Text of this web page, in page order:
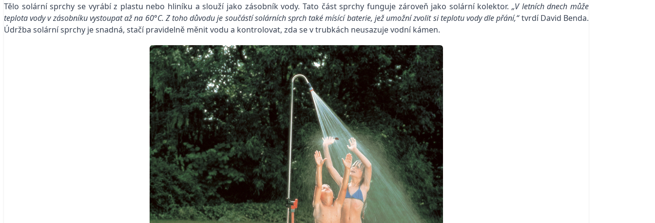
Tělo solární sprchy se vyrábí z plastu nebo hliníku a slouží jako zásobník vody. Tato část sprchy funguje zároveň jako solární kolektor.„V letních dnech může
teplota vody v zásobníku vystoupat až na 60°C. Z toho důvodu je součástí solárních sprch také mísící baterie, jež umožní zvolit si teplotu vody dle přání,“tvrdí David Benda.
Údržba solární sprchy je snadná, stačí pravidelně měnit vodu a kontrolovat, zda se v trubkách neusazuje vodní kámen.